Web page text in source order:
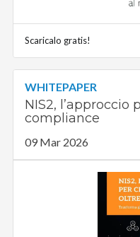
Scaricalo gratis!
WHITEPAPER
NIS2, l’approccio
compliance
09 Mar 2026